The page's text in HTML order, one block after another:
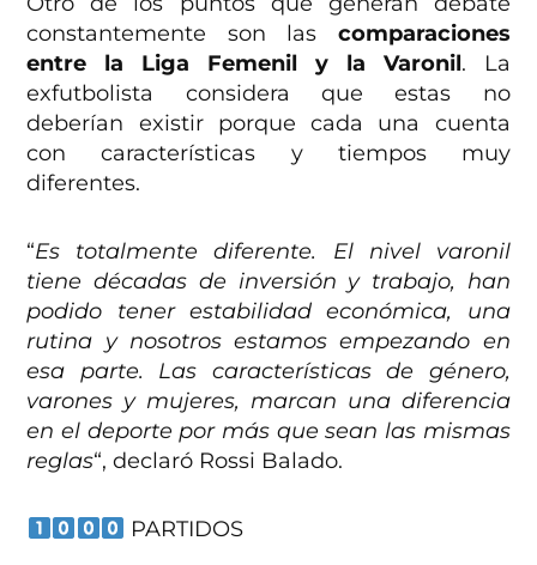
constantemente son las comparaciones
entre la Liga Femenil y la Varonil. La
exfutbolista considera que estas no
deberían existir porque cada una cuenta
con características y tiempos muy
diferentes.
“Es totalmente diferente. El nivel varonil
tiene décadas de inversión y trabajo, han
podido tener estabilidad económica, una
rutina y nosotros estamos empezando en
esa parte. Las características de género,
varones y mujeres, marcan una diferencia
en el deporte por más que sean las mismas
reglas“, declaró Rossi Balado.
PARTIDOS